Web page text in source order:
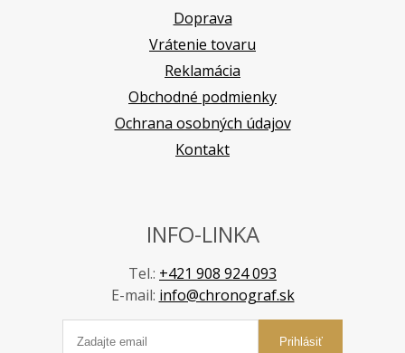
Doprava
Vrátenie tovaru
Reklamácia
Obchodné podmienky
Ochrana osobných údajov
Kontakt
INFO-LINKA
Tel.: +421 908 924 093
E-mail: info@chronograf.sk
Prihlásiť